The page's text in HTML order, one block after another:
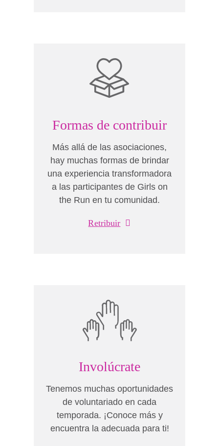
Formas de contribuir
Más allá de las asociaciones,
hay muchas formas de brindar
una experiencia transformadora
a las participantes de Girls on
the Run en tu comunidad.
Retribuir
Involúcrate
Tenemos muchas oportunidades
de voluntariado en cada
temporada. ¡Conoce más y
encuentra la adecuada para ti!